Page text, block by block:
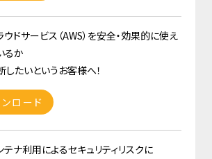
ウドサービス（AWS）を安全・効果的に使え
るか
したいというお客様へ！
ロード
テナ利用によるセキュリティリスクに